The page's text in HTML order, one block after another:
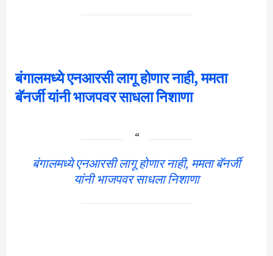
बंगालमध्ये एनआरसी लागू होणार नाही, ममता
बॅनर्जी यांनी भाजपवर साधला निशाणा
बंगालमध्ये एनआरसी लागू होणार नाही, ममता बॅनर्जी
यांनी भाजपवर साधला निशाणा